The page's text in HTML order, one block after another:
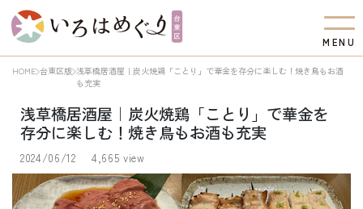
M EN U
HOME 台東区版 浅草橋居酒屋｜炭火焼鶏「ことり」で華金を存分に楽しむ！焼き鳥もお酒
も充実
浅草橋居酒屋｜炭火焼鶏「ことり」で華金を
存分に楽しむ！焼き鳥もお酒も充実
2024/06/12 4,665 view